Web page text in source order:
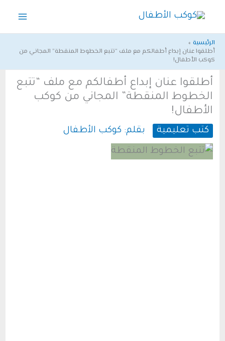
المحتوى
الرئيسية
أطلقوا عنان إبداع أطفالكم مع ملف “تتبع الخطوط المنقطة” المجاني من
كوكب الأطفال!
أطلقوا عنان إبداع أطفالكم مع ملف “تتبع
الخطوط المنقطة” المجاني من كوكب
الأطفال!
كتب تعليمية بقلم: كوكب الأطفال